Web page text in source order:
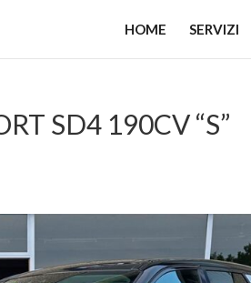
HOME SERVIZI
SD4 190CV “S”